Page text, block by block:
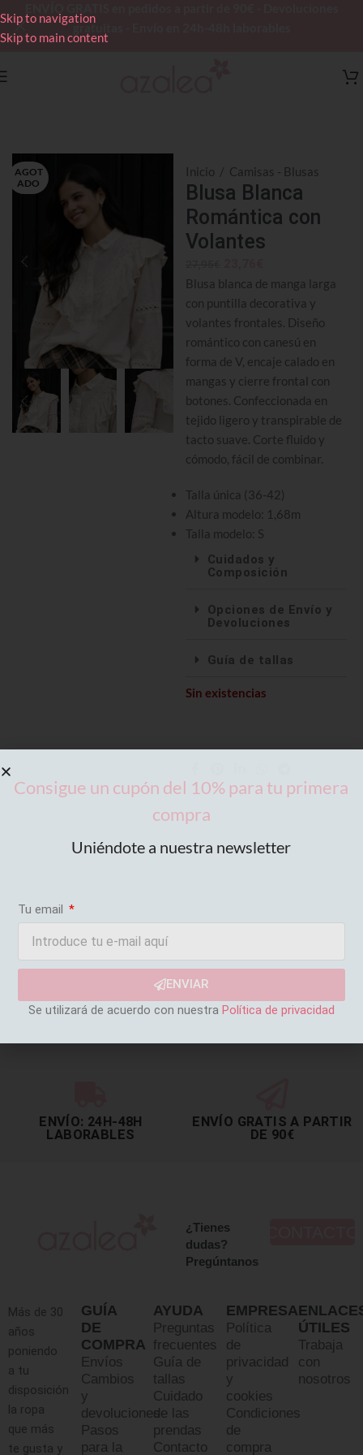
Skip to navigation
Skip to main content
gratuitas - Envío en 24h-48h laborables
AGOT
ADO
Inicio / Camisas - Blusas
Blusa Blanca
Romántica con
Volantes
Blusa blanca de manga larga
con puntilla decorativa y
volantes frontales. Diseño
romántico con canesú en
forma de V, encaje calado en
mangas y cierre frontal con
botones. Confeccionada en
tejido ligero y transpirable de
tacto suave. Corte fluido y
cómodo, fácil de combinar.
Talla única (36-42)
Altura modelo: 1,68m
Talla modelo: S
Cuidados y
Composición
Opciones de Envío y
Devoluciones
Guía de tallas
Sin existencias
ENVÍO: 24H-48H
LABORABLES
ENVÍO GRATIS A PARTIR
DE 90€
¿Tienes
dudas?
Pregúntanos
Más de 30
años
poniendo
a tu
disposición
la ropa
que más
te gusta y
GUÍA
DE
COMPRA
Envíos
Cambios
y
devoluciones
Pasos
para la
AYUDA
Preguntas
frecuentes
Guía de
tallas
Cuidado
de las
prendas
Contacto
EMPRESA
Política
de
privacidad
y
cookies
Condiciones
de
compra
ÚTILES
Trabaja
con
nosotros
Consigue un cupón del 10% para tu primera
compra
Uniéndote a nuestra newsletter
Tu email
ENVIAR
Se utilizará de acuerdo con nuestra Política de privacidad